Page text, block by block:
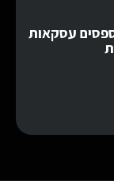
עסקאות